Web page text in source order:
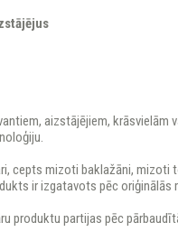
aizstājējiem, krāsvielām
cepts mizoti baklažāni, mizoti
ir izgatavots pēc oriģinālās
produktu partijas pēc